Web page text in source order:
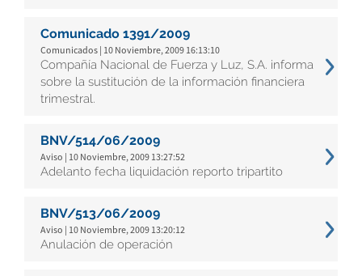
Comunicado 1391/2009
Comunicados | 10 Noviembre, 2009 16:13:10
Compañía Nacional de Fuerza y Luz, S.A. informa
sobre la sustitución de la información financiera
trimestral.
BNV/514/06/2009
Aviso | 10 Noviembre, 2009 13:27:52
Adelanto fecha liquidación reporto tripartito
BNV/513/06/2009
Aviso | 10 Noviembre, 2009 13:20:12
Anulación de operación